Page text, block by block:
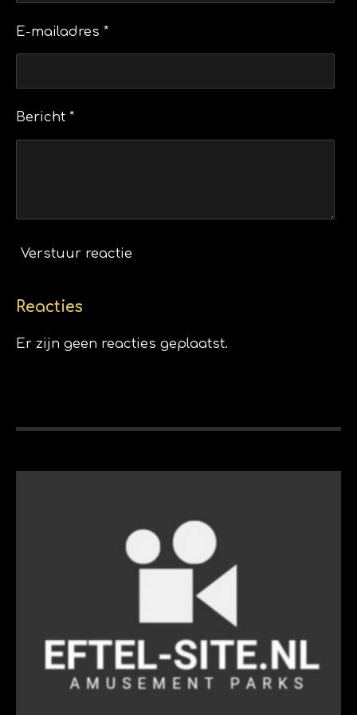
E-mailadres *
Bericht *
Verstuur reactie
Reacties
Er zijn geen reacties geplaatst.